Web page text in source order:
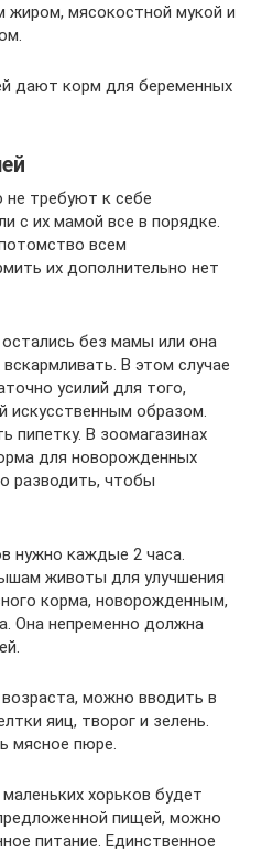
мясокостной мукой и
дают корм для беременных
требуют к себе
с их мамой все в порядке.
всем
их дополнительно нет
без мамы или она
В этом случае
усилий для того,
образом.
пипетку. В зоомагазинах
для новорожденных
разводить, чтобы
нужно каждые 2 часа.
животы для улучшения
корма, новорожденным,
Она непременно должна
можно вводить в
яиц, творог и зелень.
мясное пюре.
хорьков будет
пищей, можно
питание. Единственное